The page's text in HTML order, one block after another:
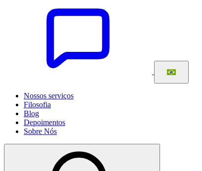
Nossos serviços
Filosofia
Blog
Depoimentos
Sobre Nós